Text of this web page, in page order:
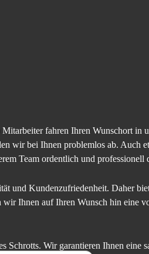
fahren Ihren Wunschort in
wir bei Ihnen problemlos ab. Auch
Team ordentlich und professionell
und Kundenzufriedenheit. Daher
Ihnen auf Ihren Wunsch hin eine
Wir garantieren Ihnen eine